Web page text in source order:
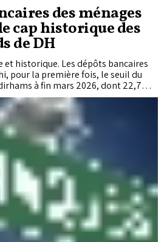
des ménages
cap historique des
de DH
et historique. Les dépôts bancaires
pour la première fois, le seuil du
à fin mars 2026, dont 22,7%
résidant à l’étranger. Cette
même date les dépôts bancaires
à 1.383,5 milliards de DH
de plus de 130 milliards de DH
lequel s’est établi à 1.251,3
Les banques collectent ainsi
et plus vite.